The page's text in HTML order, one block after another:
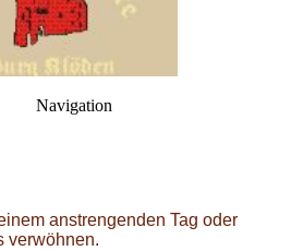
Navigation
anstrengenden Tag oder
verwöhnen.